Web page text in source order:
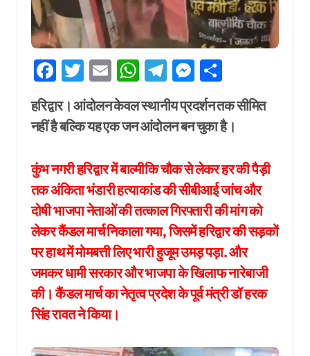
Facebook
Twitter
EmailWhatsApp
Telegram
Messenger
हरिद्वार। आंदोलन केवल स्थानीय प्रदर्शन तक सीमित
नहीं है बल्कि यह एक जन आंदोलन बन चुका है।
कुंभ नगरी हरिद्वार में बाल्मीकि चौक से लेकर हर की पैड़ी
तक अंकिता भंडारी हत्याकांड की सीबीआई जांच और
दोषी भाजपा नेताओं की तत्काल गिरफ्तारी की मांग को
लेकर कैंडल मार्च निकाला गया, जिसमें हरिद्वार की सड़कों
पर हाथ में मोमबत्ती लिए भारी हुजूम उमड़ पड़ा. और
जमकर धामी सरकार और भाजपा के खिलाफ नारेबाजी
की। कैंडल मार्च का नेतृत्व प्रदेश के पूर्व मंत्री डॉ हरक
सिंह रावत ने किया।